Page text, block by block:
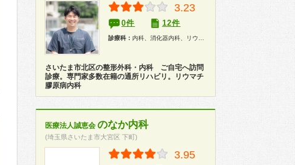
3.23
0件 12件
診療科： 内科、消化器内科、リウマチ科、整形外科、リハビリテーション科、在宅医療
さいたま市北区の整形外科・内科 ご自宅へ訪問
診療。専門家多数在籍の通所リハビリ。リウマチ
膠原病内科
医療法人誠恵会 のなか内科
(埼玉県さいたま市大宮区 下町)
3.95